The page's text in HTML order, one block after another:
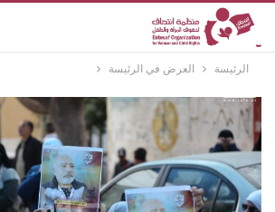
الرئيسة العرض في الرئيسة